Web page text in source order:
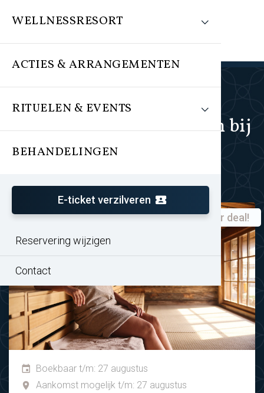
WELLNESSRESORT
ACTIES & ARRANGEMENTEN
RITUELEN & EVENTS
BEHANDELINGEN
E-ticket verzilveren
Reservering wijzigen
Contact
Acties en arrangementen bij
Veluwse Bron
Zomeractie TREATMENTS®
Super deal!
Boekbaar t/m: 27 augustus
Aankomst mogelijk t/m: 27 augustus